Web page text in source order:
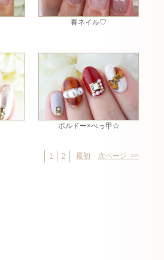
春ネイル♡
ボルドー×べっ甲☆
最初 次ページ >>
1 2